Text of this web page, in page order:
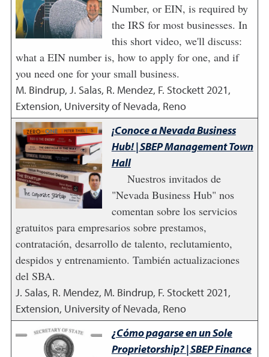
Number, or EIN, is required by
the IRS for most businesses. In
this short video, we'll discuss:
what a EIN number is, how to apply for one, and if
you need one for your small business.
M. Bindrup, J. Salas, R. Mendez, F. Stockett2021,
Extension, University of Nevada, Reno
¡Conoce a Nevada Business
Hub! | SBEP Management Town
Hall
Nuestros invitados de
"Nevada Business Hub" nos
comentan sobre los servicios
gratuitos para empresarios sobre prestamos,
contratación, desarrollo de talento, reclutamiento,
despidos y entrenamiento. También actualizaciones
del SBA.
J. Salas, R. Mendez, M. Bindrup, F. Stockett2021,
Extension, University of Nevada, Reno
¿Cómo pagarse en un Sole
Proprietorship? | SBEP Finance